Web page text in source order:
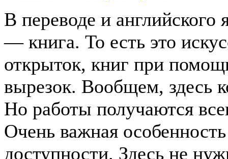
В переводе и
— книга. То есть это
открыток, книг при
вырезок. Вообщем, здесь
Но работы получаются
Очень важная
доступности. Здесь не